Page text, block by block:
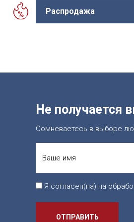
Распродажа
Не получается
Сомневаетесь в выборе
Я согласен(на) на
ОТПРАВИТЬ